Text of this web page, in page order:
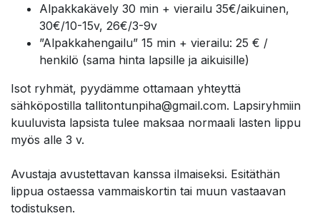
Alpakkakävely 30 min + vierailu 35€/aikuinen,
30€/10-15v, 26€/3-9v
”Alpakkahengailu” 15 min + vierailu: 25 € /
henkilö (sama hinta lapsille ja aikuisille)
Isot ryhmät, pyydämme ottamaan yhteyttä
sähköpostilla tallitontunpiha@gmail.com. Lapsiryhmiin
kuuluvista lapsista tulee maksaa normaali lasten lippu
myös alle 3 v.
Avustaja avustettavan kanssa ilmaiseksi. Esitäthän
lippua ostaessa vammaiskortin tai muun vastaavan
todistuksen.